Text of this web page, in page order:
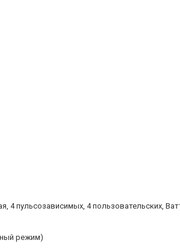
4 пульсозависимых, 4 пользовательских,
режим)